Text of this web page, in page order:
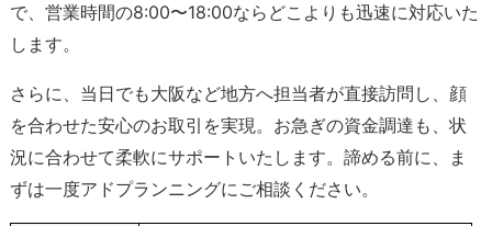
で、営業時間の8:00〜18:00ならどこよりも迅速に対応いた
します。
さらに、当日でも大阪など地方へ担当者が直接訪問し、顔
を合わせた安心のお取引を実現。お急ぎの資金調達も、状
況に合わせて柔軟にサポートいたします。諦める前に、ま
ずは一度アドプランニングにご相談ください。